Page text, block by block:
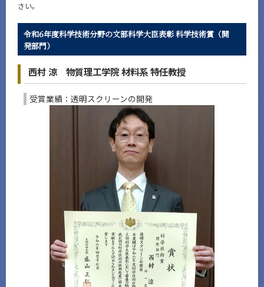
さい。
令和6年度科学技術分野の文部科学大臣表彰 科学技術賞（開
発部門）
西村 涼 物質理工学院 材料系 特任教授
受賞業績：透明スクリーンの開発